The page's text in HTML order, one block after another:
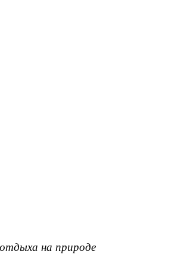
на природе